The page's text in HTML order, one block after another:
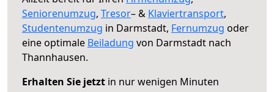
Seniorenumzug, Tresor– & Klaviertransport,
Studentenumzug in Darmstadt, Fernumzug oder
eine optimale Beiladung von Darmstadt nach
Thannhausen.
Erhalten Sie jetzt in nur wenigen Minuten